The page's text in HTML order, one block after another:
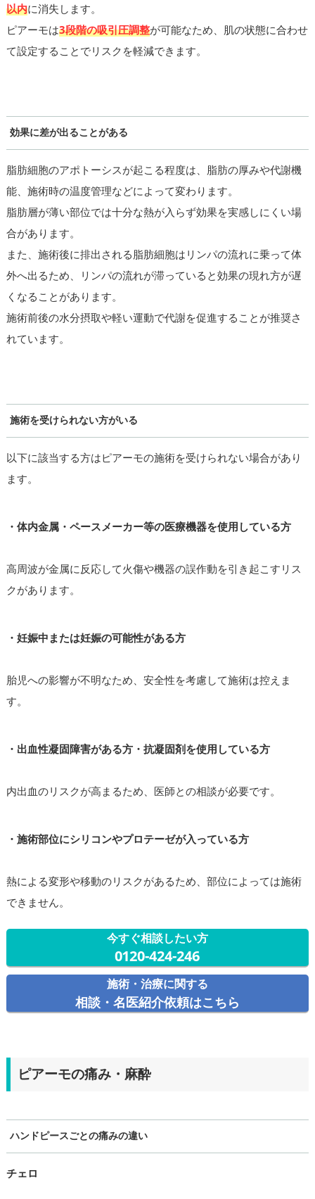
以内に消失します。
ピアーモは3段階の吸引圧調整が可能なため、肌の状態に合わせ
て設定することでリスクを軽減できます。
効果に差が出ることがある
脂肪細胞のアポトーシスが起こる程度は、脂肪の厚みや代謝機
能、施術時の温度管理などによって変わります。
脂肪層が薄い部位では十分な熱が入らず効果を実感しにくい場
合があります。
また、施術後に排出される脂肪細胞はリンパの流れに乗って体
外へ出るため、リンパの流れが滞っていると効果の現れ方が遅
くなることがあります。
施術前後の水分摂取や軽い運動で代謝を促進することが推奨さ
れています。
施術を受けられない方がいる
以下に該当する方はピアーモの施術を受けられない場合があり
ます。
・体内金属・ペースメーカー等の医療機器を使用している方
高周波が金属に反応して火傷や機器の誤作動を引き起こすリス
クがあります。
・妊娠中または妊娠の可能性がある方
胎児への影響が不明なため、安全性を考慮して施術は控えま
す。
・出血性凝固障害がある方・抗凝固剤を使用している方
内出血のリスクが高まるため、医師との相談が必要です。
・施術部位にシリコンやプロテーゼが入っている方
熱による変形や移動のリスクがあるため、部位によっては施術
できません。
今すぐ相談したい方
0120-424-246
施術・治療に関する
相談・名医紹介依頼はこちら
ピアーモの痛み・麻酔
ハンドピースごとの痛みの違い
チェロ